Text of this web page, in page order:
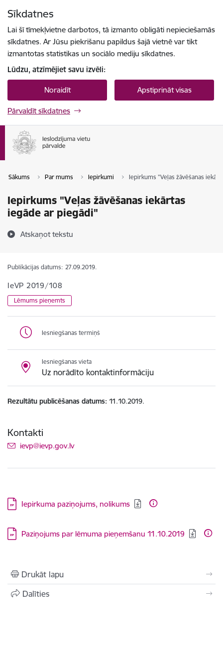
Sīkdatnes
Lai šī tīmekļvietne darbotos, tā izmanto obligāti nepieciešamās
sīkdatnes. Ar Jūsu piekrišanu papildus šajā vietnē var tikt
izmantotas statistikas un sociālo mediju sīkdatnes.
Lūdzu, atzīmējiet savu izvēli:
Noraidīt Apstiprināt visas
Pārvaldīt sīkdatnes
Sākums Par mums Iepirkumi Iepirkums "Veļas žāvēšanas
Iepirkums "Veļas žāvēšanas iekārtas
iegāde ar piegādi"
Atskaņot tekstu
Publikācijas datums: 27.09.2019.
IeVP 2019/108
Lēmums pieņemts
Iesniegšanas termiņš
Iesniegšanas vieta
Uz norādīto kontaktinformāciju
Rezultātu publicēšanas datums 11.10.2019.
Kontakti
E-pasts:
ievp@ievp.gov.lv
Lejupielādēt:
Iepirkuma paziņojums, nolikums
Lejupielādēt:
Paziņojums par lēmuma pieņemšanu 11.10.2019
Drukāt lapu
Dalīties